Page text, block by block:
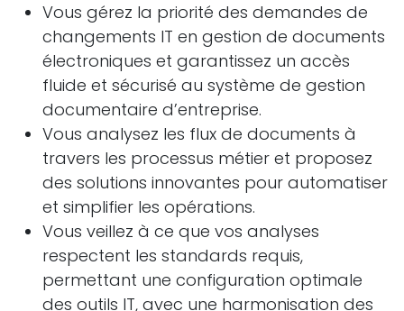
Vous gérez la priorité des demandes de
changements IT en gestion de documents
électroniques et garantissez un accès
fluide et sécurisé au système de gestion
documentaire d’entreprise.
Vous analysez les flux de documents à
travers les processus métier et proposez
des solutions innovantes pour automatiser
et simplifier les opérations.
Vous veillez à ce que vos analyses
respectent les standards requis,
permettant une configuration optimale
des outils IT, avec une harmonisation des